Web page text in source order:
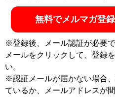
無料でメルマガ登
※登録後、メール認証が必要
メールをクリックして、登録
い。
※認証メールが届かない場合
ているか、メールアドレスが